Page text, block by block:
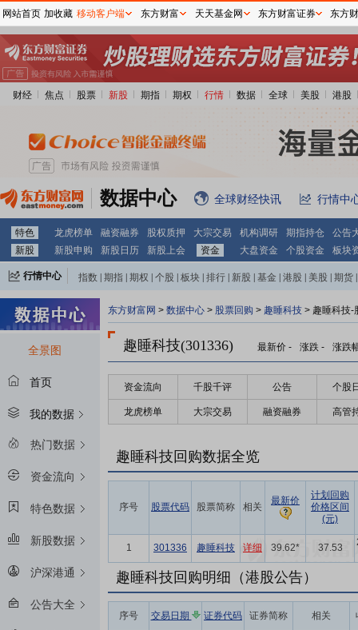
财经 焦点 股票 新股 期指 期权 行情 数据 全球 美股 港股
数据中心 全球财经快讯 行情中
特色 龙虎榜单 融资融券 股权质押 大宗交易 机构调研 期指持仓
公告
新股
新股申购 新股日历 新股上会 资金 大盘资金 个股资金 板块
行情中心 指数 期指 期权 个股 板块 排行 新股 基金 港股 美股 期货
全景图
首页
我的数据
热门数据
资金流向
特色数据
新股数据
沪深港通
公告大全
东方财富网 > 数据中心 > 股票回购 > 趣睡科技 > 趣睡科技-
趣睡科技(301336) 最新价 - 涨跌 - 涨跌
资金流向 千股千评 公告 个股
龙虎榜单 大宗交易 融资融券 高管
趣睡科技回购数据全览
序号 股票代码 股票简称 相关
最新价
计划回购
价格区间
(元)
1 301336 趣睡科技 详细 39.62* 37.53
趣睡科技回购明细（港股公告）
序号 交易日期 证券代码 证券简称 相关
网站首页 加收藏 移动客户端 东方财富 天天基金网 东方财富证券 东方